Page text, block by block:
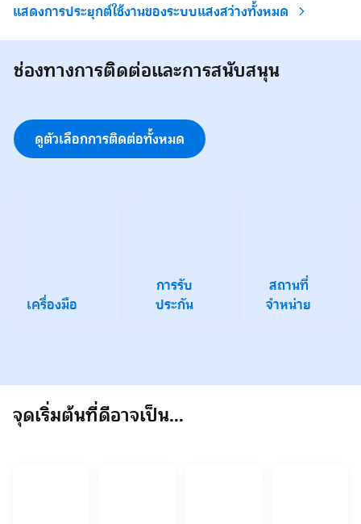
แสดงการประยุกต์ใช้งานของระบบแสงสว่างทั้งหมด
ช่องทางการติดต่อและการสนับสนุน
ดูตัวเลือกการติดต่อทั้งหมด
เครื่องมือ
การรับ
ประกัน
สถานที่
จำหน่าย
จุดเริ่มต้นที่ดีอาจเป็น...